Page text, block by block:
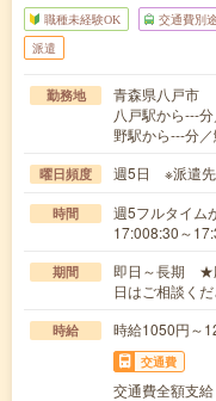
職種未経験OK 交通費別
派遣
勤務地
青森県八戸市
八戸駅から---
野駅から---分
曜日頻度 週5日 ※派遣先
時間
週5フルタイム
17:008:30～
期間
即日～長期 ★
日はご相談く
時給 時給1050円～
交通費
交通費全額支給